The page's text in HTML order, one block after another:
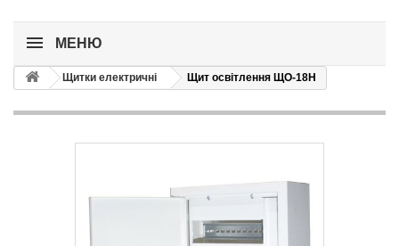
МЕНЮ
Щитки електричні Щит освітлення ЩО-18Н